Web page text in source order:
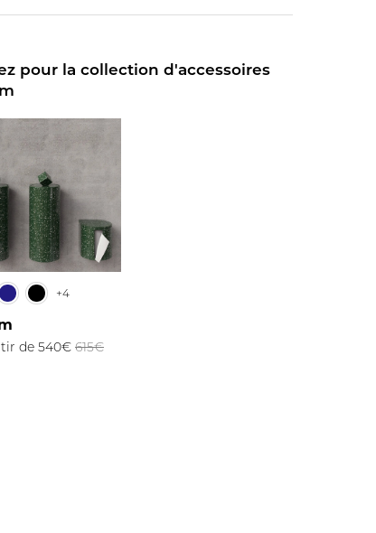
pour la collection d'accessoires
+4
de 540€ 615€